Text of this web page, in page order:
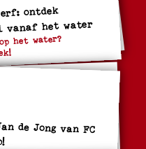
ontdek
vanaf het water
het water?
de Jong van FC